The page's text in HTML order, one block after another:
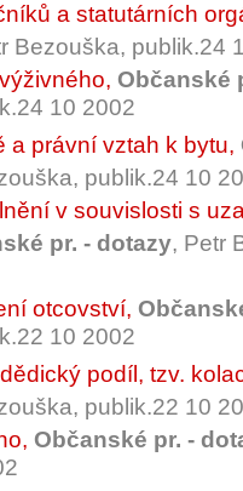
a statutárních
Bezouška, publik.24
, Občanské
10 2002
a právní vztah k bytu,
publik.24 10
v souvislosti s
pr. - dotazy, Petr
otcovství,
10 2002
podíl, tzv.
publik.22 10
, Občanské pr. -